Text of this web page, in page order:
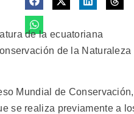
de la ecuatoriana
de la Naturaleza
Mundial de Conservación,
se realiza previamente a